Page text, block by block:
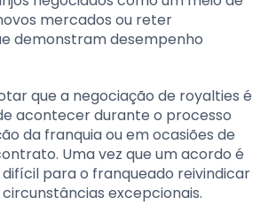
mercados ou reter
demonstram desempenho
que a negociação de royalties é
acontecer durante o processo
da franquia ou em ocasiões de
Uma vez que um acordo é
para o franqueado reivindicar
excepcionais.